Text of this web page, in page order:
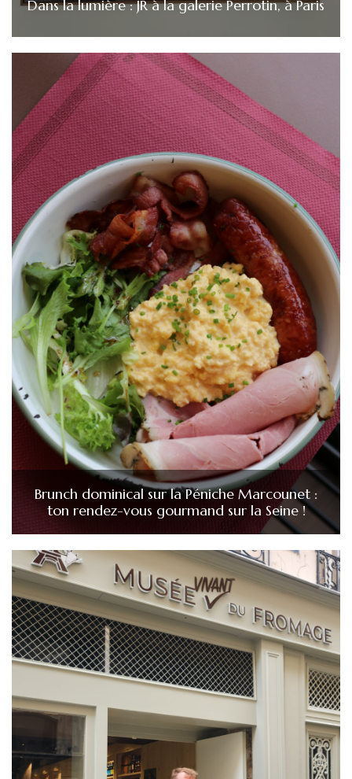
Dans la lumière : JR à la galerie Perrotin, à Paris
Brunch dominical sur la Péniche Marcounet :
ton rendez-vous gourmand sur la Seine !